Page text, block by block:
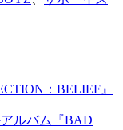
：BELIEF』
ルバム『BAD